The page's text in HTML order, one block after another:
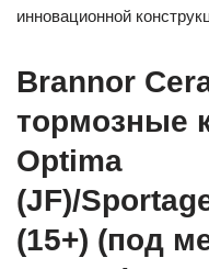
инновационной
Brannor
тормозные
Optima
(JF)/
(15+) (под